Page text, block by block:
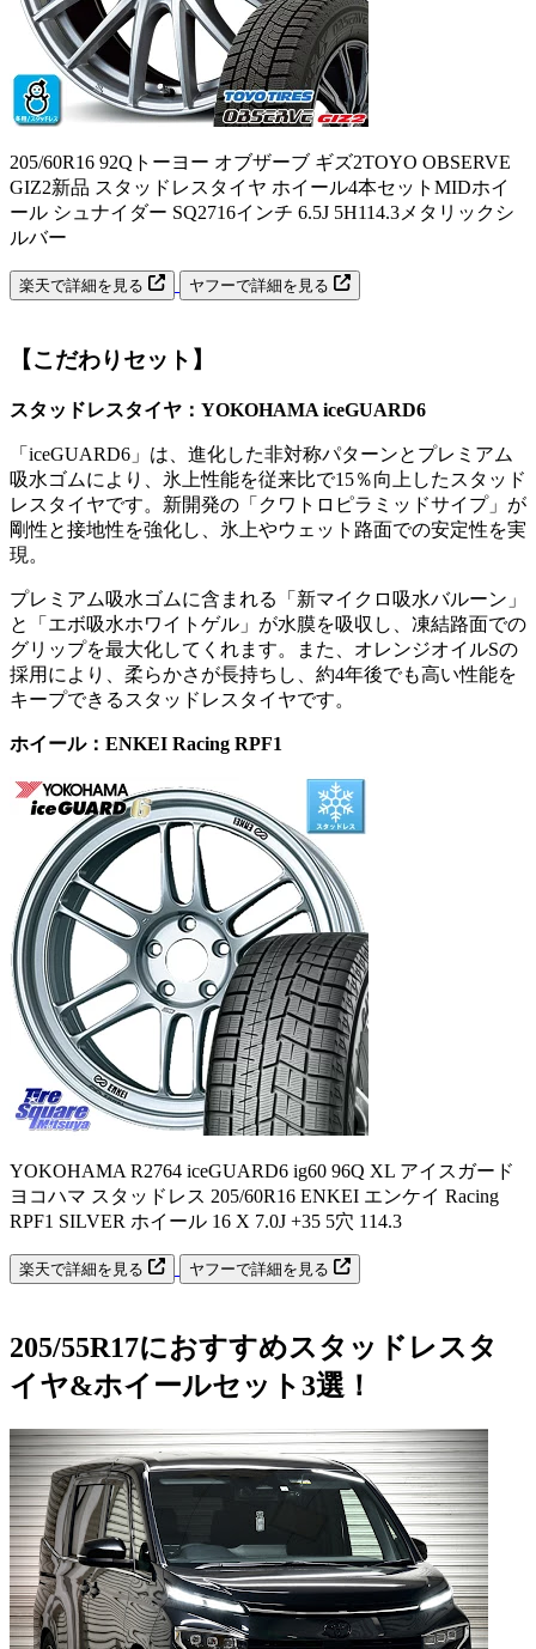
205/60R16 92Qトーヨー オブザーブ ギズ2TOYO OBSERVE
GIZ2新品 スタッドレスタイヤ ホイール4本セットMIDホイ
ール シュナイダー SQ2716インチ 6.5J 5H114.3メタリックシ
ルバー
楽天で詳細を見る ヤフーで詳細を見る
【こだわりセット】
スタッドレスタイヤ：YOKOHAMA iceGUARD6
「iceGUARD6」は、進化した非対称パターンとプレミアム
吸水ゴムにより、氷上性能を従来比で15％向上したスタッド
レスタイヤです。新開発の「クワトロピラミッドサイプ」が
剛性と接地性を強化し、氷上やウェット路面での安定性を実
現。
プレミアム吸水ゴムに含まれる「新マイクロ吸水バルーン」
と「エボ吸水ホワイトゲル」が水膜を吸収し、凍結路面での
グリップを最大化してくれます。また、オレンジオイルSの
採用により、柔らかさが長持ちし、約4年後でも高い性能を
キープできるスタッドレスタイヤです。
ホイール：ENKEI Racing RPF1
YOKOHAMA R2764 iceGUARD6 ig60 96Q XL アイスガード
ヨコハマ スタッドレス 205/60R16 ENKEI エンケイ Racing
RPF1 SILVER ホイール 16 X 7.0J +35 5穴 114.3
楽天で詳細を見る ヤフーで詳細を見る
205/55R17におすすめスタッドレスタ
イヤ&ホイールセット3選！